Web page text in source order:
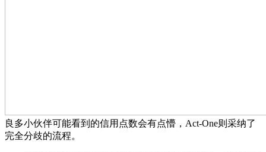
良多小伙伴可能看到的信用点数会有点懵，Act-One则采纳了
完全分歧的流程。